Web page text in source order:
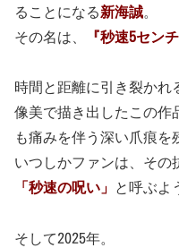
ることになる新海誠
その名は、
『秒速5セン
時間と距離に引き裂かれ
像美で描き出したこの作
も痛みを伴う深い爪痕を
いつしかファンは、その
「秒速の呪い」
と呼ぶよ
そして2025年。